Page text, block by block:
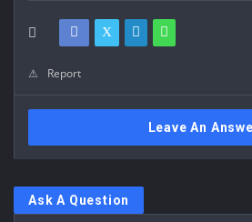
Report
Leave An
Sidebar
Ask A Question